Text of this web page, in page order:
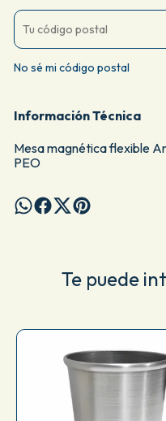
No sé mi código postal
Información Técnica
Mesa magnética flexible
PEO
Te puede